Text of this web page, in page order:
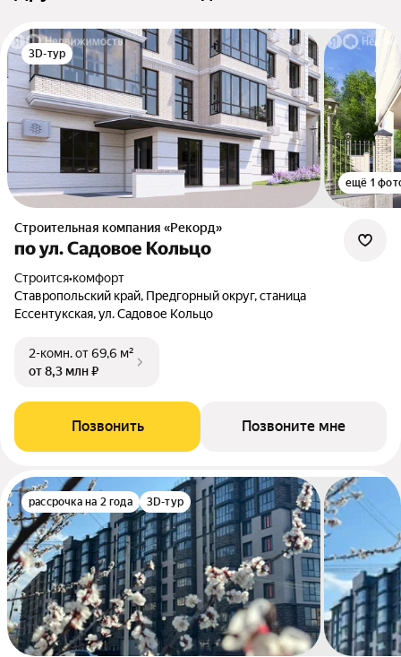
3D-тур
ещё 1
Строительная компания «Рекорд»
по ул. Садовое Кольцо
Строится•комфорт
Ставропольский край, Предгорный округ, станица
Ессентукская, ул. Садовое Кольцо
2-комн.от 69,6 м²
от 8,3 млн ₽
Позвонить Позвоните мне
рассрочка на 2 года 3D-тур